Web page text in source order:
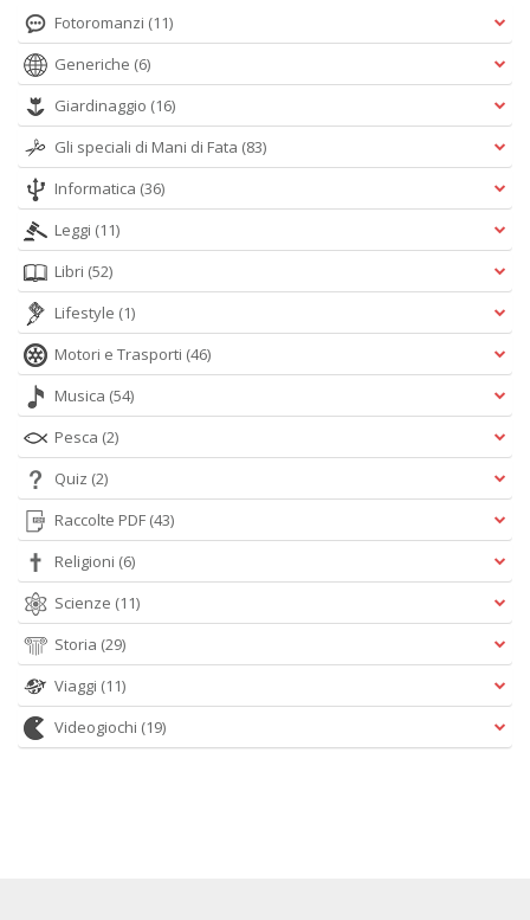
Fotoromanzi (11)
Generiche (6)
Giardinaggio (16)
Gli speciali di Mani di Fata (83)
Informatica (36)
Leggi (11)
Libri (52)
Lifestyle (1)
Motori e Trasporti (46)
Musica (54)
Pesca (2)
Quiz (2)
Raccolte PDF (43)
Religioni (6)
Scienze (11)
Storia (29)
Viaggi (11)
Videogiochi (19)